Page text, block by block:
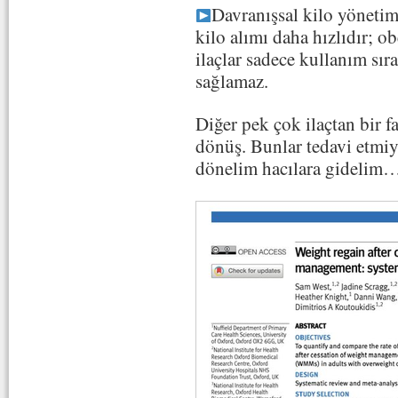
Davranışsal kilo
kilo alımı daha hızlıdır;
ilaçlar sadece kullanım
sağlamaz.
Diğer pek çok ilaçtan bir
dönüş. Bunlar tedavi
dönelim hacılara